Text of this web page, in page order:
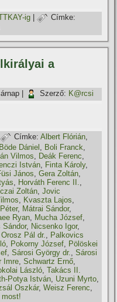
ig |
Címke:
a
Szerző: K@rcsi
Címke: Albert Flórián,
Böde Dániel , Boli Franck,
Vilmos, Deák Ferenc,
István, Finta Károly,
János,Gera Zoltán,
, Horváth Ferenc II.,
Zoltán,Jovic
, Kvaszta Lajos,
, Mátrai Sándor,
Ryan, Mucha József,
Sándor, Nicsenko Igor,
Orosz Pál dr., Palkovics
, Pokorny József, Pölöskei
,Sárosi György dr.,Sárosi
Imre,Schwartz Ernő,
László,Takács II.
Potya István, Uzuni Myrto,
Oszkár,Weisz Ferenc,
most!